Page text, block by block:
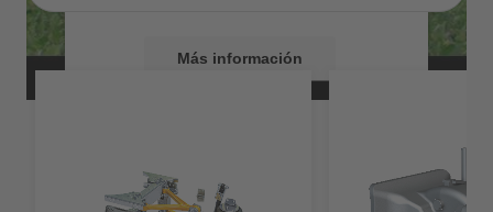
Más información
Management Platform